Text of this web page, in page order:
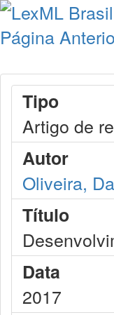
Página
Tipo
Artigo de
Autor
Oliveira,
Título
Data
2017